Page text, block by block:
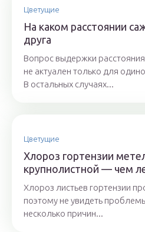
Цветущие
На каком расстоянии
друга
Вопрос выдержки
не актуален только для
В остальных случаях...
Цветущие
Хлороз гортензии
крупнолистной — чем
Хлороз листьев гортензии
поэтому не увидеть
несколько причин...